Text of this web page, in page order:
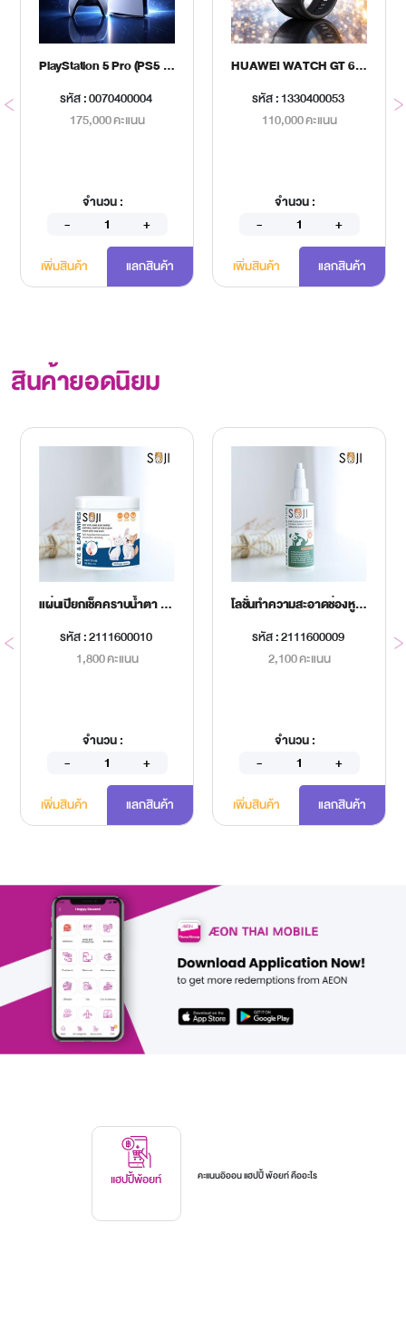
PlayStation 5 Pro (PS5 Pro)
รหัส : 0070400004
175,000 คะแนน
จำนวน :
เพิ่มสินค้า แลกสินค้า
HUAWEI WATCH GT 6 PRO 46MM BLACK
รหัส : 1330400053
110,000 คะแนน
จำนวน :
เพิ่มสินค้า แลกสินค้า
สินค้ายอดนิยม
แผ่นเปียกเช็คคราบน้ำตา SOJI 150 ชิ้น
รหัส : 2111600010
1,800 คะแนน
จำนวน :
เพิ่มสินค้า แลกสินค้า
โลชั่นทำความสะอาดช่องหูสุนัขและแมว
รหัส : 2111600009
2,100 คะแนน
จำนวน :
เพิ่มสินค้า แลกสินค้า
แฮปปี้พ้อยท์ คะแนนอิออน แฮปปี้ พ้อยท์ คืออะไร